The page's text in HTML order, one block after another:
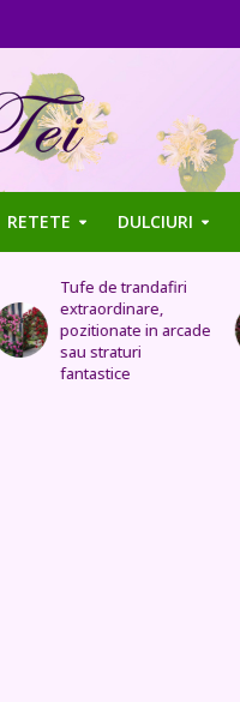
RETETE DULCIURI
Aranjamentele din
flori colorate sunt
absolut superbe,
ideale pentru casa si
curtea ta